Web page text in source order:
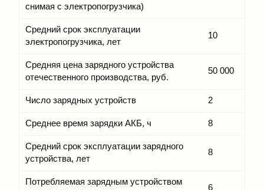
снимая с электропогрузчика)
Средний срок эксплуатации
электропогрузчика, лет
10
Средняя цена зарядного устройства
отечественного производства, руб.
50 000
Число зарядных устройств 2
Среднее время зарядки АКБ, ч 8
Средний срок эксплуатации зарядного
устройства, лет
8
Потребляемая зарядным устройством
6